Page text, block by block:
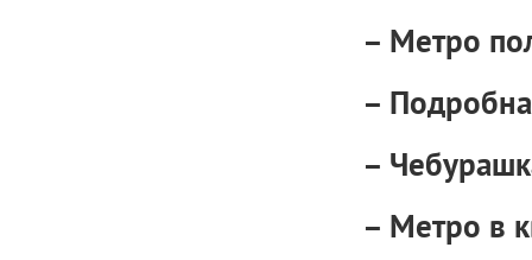
– Метро
–
–
– Метро в